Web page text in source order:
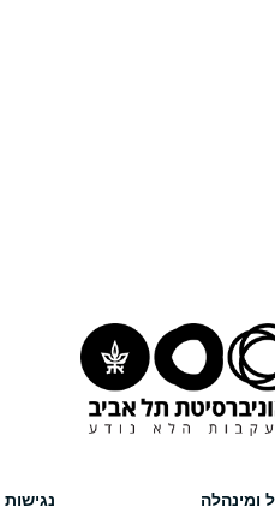
ומינהלה
נגישות